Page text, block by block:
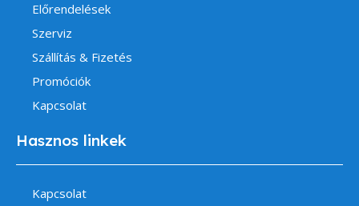
Előrendelések
Szerviz
Szállítás & Fizetés
Promóciók
Kapcsolat
Hasznos linkek
Kapcsolat